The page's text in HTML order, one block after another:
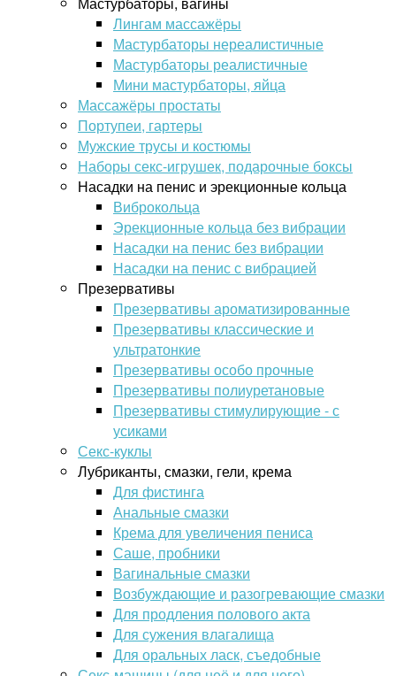
Лингам массажёры
Мастурбаторы нереалистичные
Мастурбаторы реалистичные
Мини мастурбаторы, яйца
Массажёры простаты
Портупеи, гартеры
Мужские трусы и костюмы
Наборы секс-игрушек, подарочные боксы
Насадки на пенис и эрекционные кольца
Виброкольца
Эрекционные кольца без вибрации
Насадки на пенис без вибрации
Насадки на пенис с вибрацией
Презервативы
Презервативы ароматизированные
Презервативы классические и
ультратонкие
Презервативы особо прочные
Презервативы полиуретановые
Презервативы стимулирующие - с
усиками
Секс-куклы
Лубриканты, смазки, гели, крема
Для фистинга
Анальные смазки
Крема для увеличения пениса
Саше, пробники
Вагинальные смазки
Возбуждающие и разогревающие смазки
Для продления полового акта
Для сужения влагалища
Для оральных ласк, съедобные